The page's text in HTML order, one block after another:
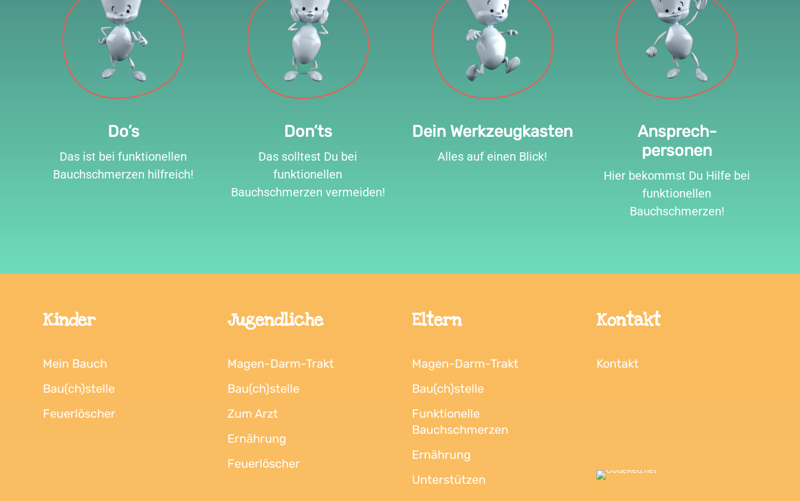
Do’s
Das ist bei funktionellen
Bauchschmerzen hilfreich!
Don’ts
Das solltest Du bei
funktionellen
Bauchschmerzen vermeiden!
Dein Werkzeugkasten
Alles auf einen Blick!
Ansprech-
personen
Hier bekommst Du Hilfe bei
funktionellen
Bauchschmerzen!
Kinder
Mein Bauch
Bau(ch)stelle
Feuerlöscher
Jugendliche
Magen-Darm-Trakt
Bau(ch)stelle
Zum Arzt
Ernährung
Feuerlöscher
Eltern
Magen-Darm-Trakt
Bau(ch)stelle
Funktionelle
Bauchschmerzen
Ernährung
Unterstützen
Kontakt
Kontakt